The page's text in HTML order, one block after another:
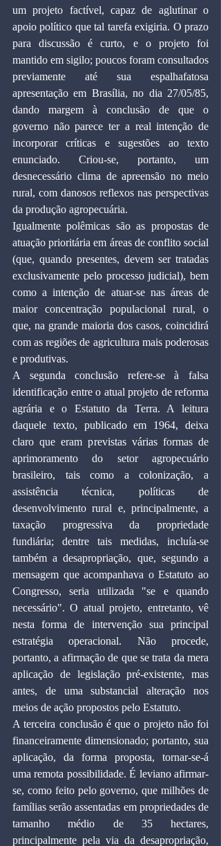
um projeto factível, capaz de aglutinar o
apoio político que tal tarefa exigiria. O prazo
para discussão é curto, e o projeto foi
mantido em sigilo; poucos foram consultados
previamente até sua espalhafatosa
apresentação em Brasília, no dia 27/05/85,
dando margem à conclusão de que o
governo não parece ter a real intenção de
incorporar críticas e sugestões ao texto
enunciado. Criou-se, portanto, um
desnecessário clima de apreensão no meio
rural, com danosos reflexos nas perspectivas
da produção agropecuária.
Igualmente polêmicas são as propostas de
atuação prioritária em áreas de conflito social
(que, quando presentes, devem ser tratadas
exclusivamente pelo processo judicial), bem
como a intenção de atuar-se nas áreas de
maior concentração populacional rural, o
que, na grande maioria dos casos, coincidirá
com as regiões de agricultura mais poderosas
e produtivas.
A segunda conclusão refere-se à falsa
identificação entre o atual projeto de reforma
agrária e o Estatuto da Terra. A leitura
daquele texto, publicado em 1964, deixa
claro que eram previstas várias formas de
aprimoramento do setor agropecuário
brasileiro, tais como a colonização, a
assistência técnica, políticas de
desenvolvimento rural e, principalmente, a
taxação progressiva da propriedade
fundiária; dentre tais medidas, incluía-se
também a desapropriação, que, segundo a
mensagem que acompanhava o Estatuto ao
Congresso, seria utilizada "se e quando
necessário". O atual projeto, entretanto, vê
nesta forma de intervenção sua principal
estratégia operacional. Não procede,
portanto, a afirmação de que se trata da mera
aplicação de legislação pré-existente, mas
antes, de uma substancial alteração nos
meios de ação propostos pelo Estatuto.
A terceira conclusão é que o projeto não foi
financeiramente dimensionado; portanto, sua
aplicação, da forma proposta, tornar-se-á
uma remota possibilidade. É leviano afirmar-
se, como feito pelo governo, que milhões de
famílias serão assentadas em propriedades de
tamanho médio de 35 hectares,
principalmente pela via da desapropriação,